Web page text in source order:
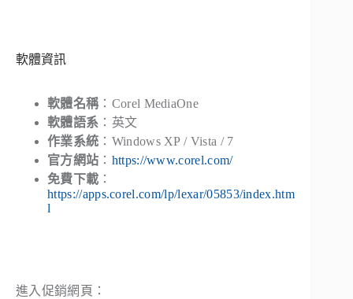
軟體資訊
軟體名稱：Corel MediaOne
軟體語系 ：英文
作業系統 ：Windows XP / Vista / 7
官方網站 ： https://www.corel.com/
免費下載 ：
https://apps.corel.com/lp/lexar/05853/index.htm
l
進入促銷網頁：